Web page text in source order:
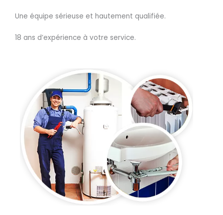
Une équipe sérieuse et hautement qualifiée.
18 ans d’expérience à votre service.